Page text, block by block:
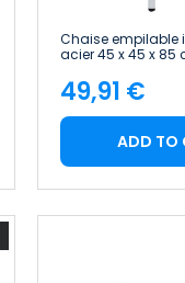
Chaise empilable
acier 45 x 45 x 85
Price
49,91 €
ADD TO